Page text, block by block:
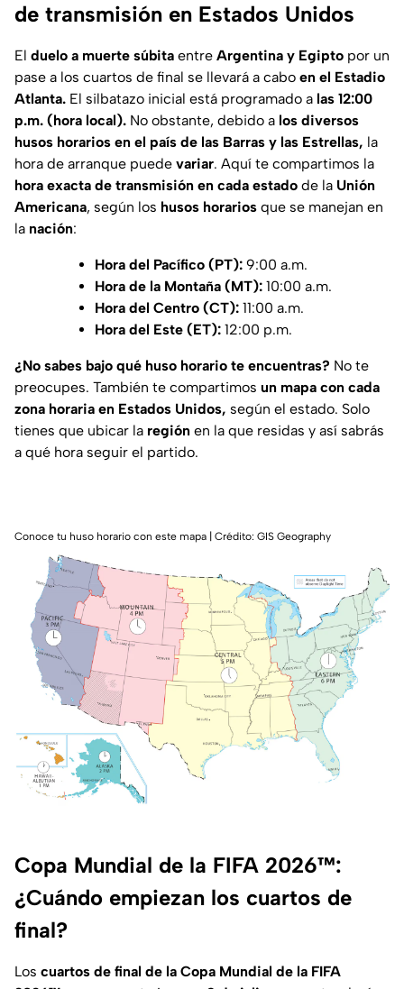
de transmisión en Estados Unidos
El duelo a muerte súbita entre Argentina y Egipto por un
pase a los cuartos de final se llevará a cabo en el Estadio
Atlanta. El silbatazo inicial está programado a las 12:00
p.m. (hora local). No obstante, debido a los diversos
husos horarios en el país de las Barras y las Estrellas, la
hora de arranque puede variar. Aquí te compartimos la
hora exacta de transmisión en cada estado de la Unión
Americana, según los husos horarios que se manejan en
la nación:
Hora del Pacífico (PT):9:00 a.m.
Hora de la Montaña (MT):10:00 a.m.
Hora del Centro (CT):11:00 a.m.
Hora del Este (ET):12:00 p.m.
¿No sabes bajo qué huso horario te encuentras? No te
preocupes. También te compartimos un mapa con cada
zona horaria en Estados Unidos, según el estado. Solo
tienes que ubicar la región en la que residas y así sabrás
a qué hora seguir el partido.
Conoce tu huso horario con este mapa | Crédito: GIS Geography
Copa Mundial de la FIFA 2026™:
¿Cuándo empiezan los cuartos de
final?
Los cuartos de final de la Copa Mundial de la FIFA